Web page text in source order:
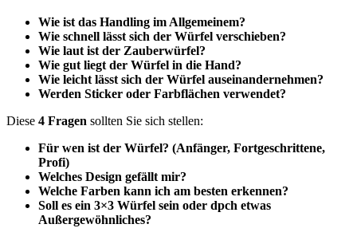
Wie ist das Handling im Allgemeinem?
Wie schnell lässt sich der Würfel verschieben?
Wie laut ist der Zauberwürfel?
Wie gut liegt der Würfel in die Hand?
Wie leicht lässt sich der Würfel auseinandernehmen?
Werden Sticker oder Farbflächen verwendet?
Diese 4 Fragen sollten Sie sich stellen:
Für wen ist der Würfel? (Anfänger, Fortgeschrittene,
Profi)
Welches Design gefällt mir?
Welche Farben kann ich am besten erkennen?
Soll es ein 3×3 Würfel sein oder dpch etwas
Außergewöhnliches?